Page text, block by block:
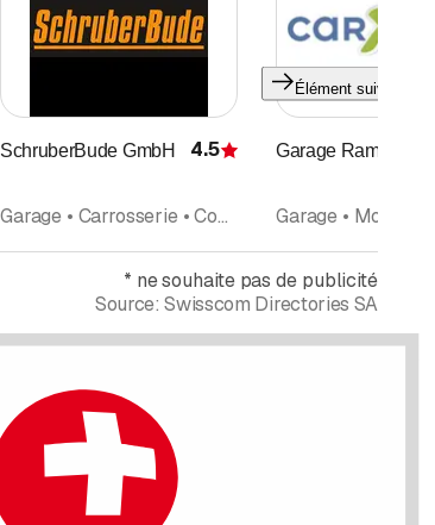
SchruberBude GmbH Évaluation
4.5
Garage • Carrosserie • Commerce d'Automobiles neuves et d'occasion • Pneus • Réparations
Garage Ramseyer
Élément suivant
* ne souhaite pas de publicité
Source: Swisscom Directories SA